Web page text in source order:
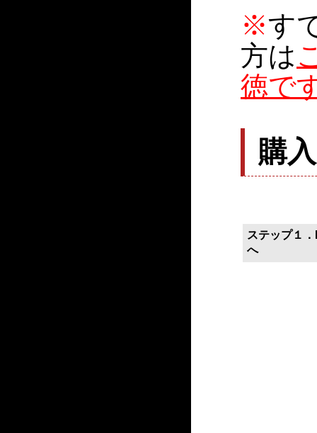
※す
方は
徳で
購
ステップ１
へ